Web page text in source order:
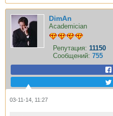
DimAn
Academician
Репутация: 11150
Сообщений: 755
03-11-14, 11:27